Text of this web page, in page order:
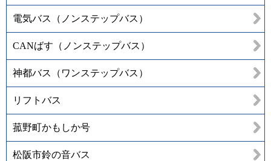
電気バス（ノンステップバス）
CANばす（ノンステップバス）
神都バス（ワンステップバス）
リフトバス
菰野町かもしか号
松阪市鈴の音バス